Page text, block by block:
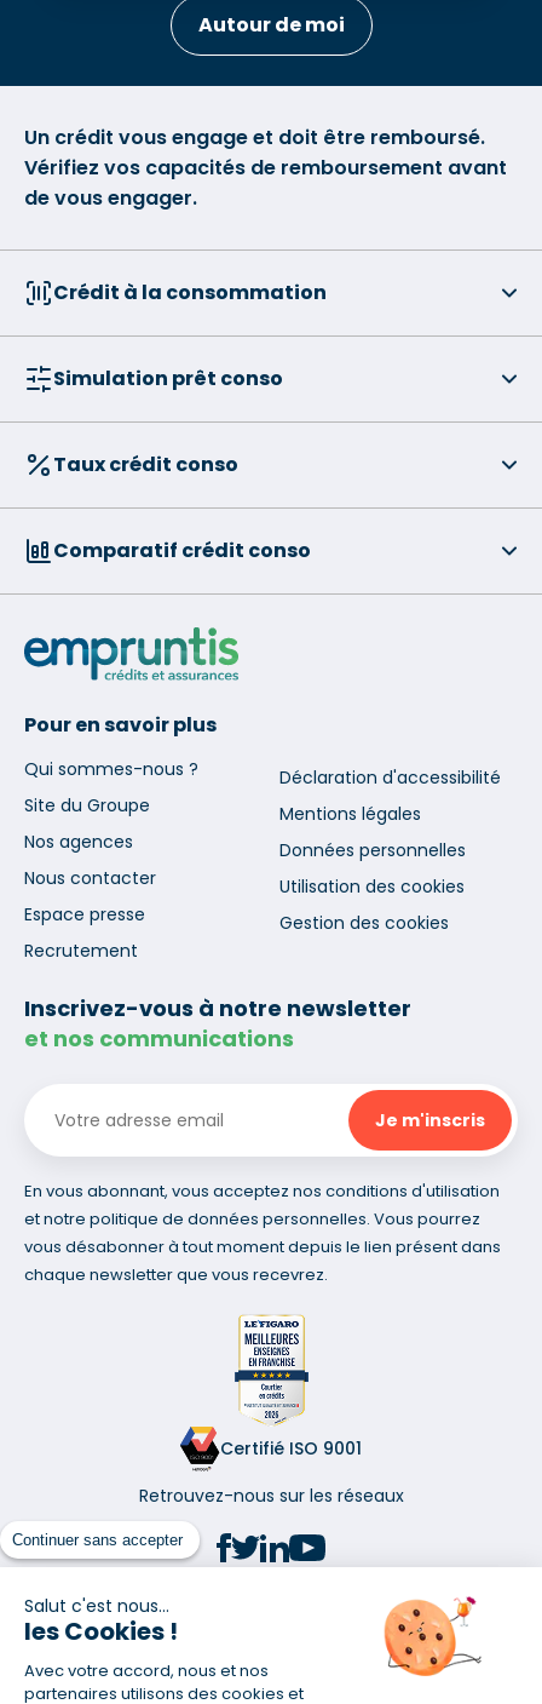
Continuer sans accepter
Salut c'est nous...
les Cookies !
Avec votre accord, nous et nos
partenaires utilisons des cookies et
Autour de moi
Un crédit vous engage et doit être remboursé.
Vérifiez vos capacités de remboursement avant
de vous engager.
Crédit à la consommation
Simulation prêt conso
Taux crédit conso
Comparatif crédit conso
Pour en savoir plus
Qui sommes-nous ?
Site du Groupe
Nos agences
Nous contacter
Espace presse
Recrutement
Déclaration d'accessibilité
Mentions légales
Données personnelles
Utilisation des cookies
Gestion des cookies
Inscrivez-vous à notre newsletter
et nos communications
En vous abonnant, vous acceptez nos conditions d'utilisation
et notre politique de données personnelles. Vous pourrez
vous désabonner à tout moment depuis le lien présent dans
chaque newsletter que vous recevrez.
Certifié ISO 9001
Retrouvez-nous sur les réseaux
(1) Taux fixe national hors assurance et selon votre profil
(2) Économie de 65 % pour l'assurance d'un prêt amortissable de 330
457,23 € à 0,90 % sur 19,5 ans, accordé à un salarié non cadre assuré à